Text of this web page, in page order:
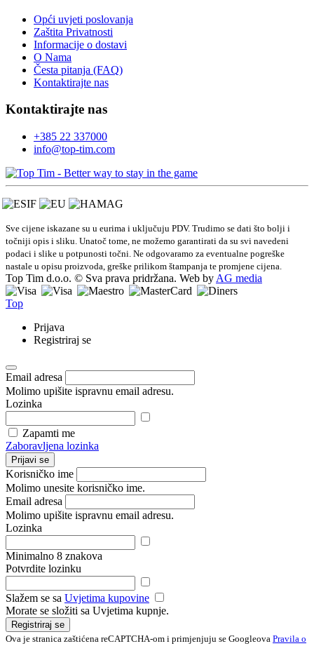
Opći uvjeti poslovanja
Zaštita Privatnosti
Informacije o dostavi
O Nama
Česta pitanja (FAQ)
Kontaktirajte nas
Kontaktirajte nas
+385 22 337000
info@top-tim.com
Sve cijene iskazane su u eurima i uključuju PDV. Trudimo se dati što bolji i
točniji opis i sliku. Unatoč tome, ne možemo garantirati da su svi navedeni
podaci i slike u potpunosti točni. Ne odgovaramo za eventualne pogreške
nastale u opisu proizvoda, greške prilikom štampanja te promjene cijena.
Top Tim d.o.o. © Sva prava pridržana. Web by AG media
Top
Prijava
Registriraj se
Email adresa
Molimo upišite ispravnu email adresu.
Lozinka
Zapamti me
Zaboravljena lozinka
Prijavi se
Korisničko ime
Molimo unesite korisničko ime.
Email adresa
Molimo upišite ispravnu email adresu.
Lozinka
Minimalno 8 znakova
Potvrdite lozinku
Slažem se sa Uvjetima kupovine
Morate se složiti sa Uvjetima kupnje.
Registriraj se
Ova je stranica zaštićena reCAPTCHA-om i primjenjuju se Googleova Pravila o